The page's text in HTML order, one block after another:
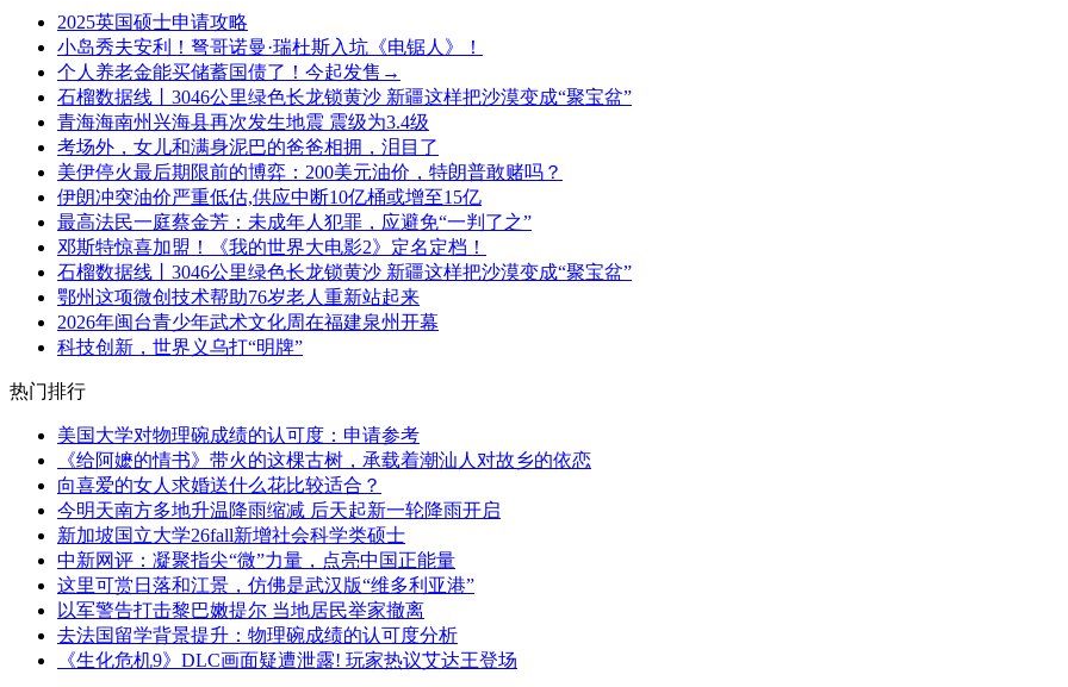
2025英国硕士申请攻略
小岛秀夫安利！弩哥诺曼·瑞杜斯入坑《电锯人》！
个人养老金能买储蓄国债了！今起发售→
石榴数据线丨3046公里绿色长龙锁黄沙 新疆这样把沙漠变成“聚宝盆”
青海海南州兴海县再次发生地震 震级为3.4级
考场外，女儿和满身泥巴的爸爸相拥，泪目了
美伊停火最后期限前的博弈：200美元油价，特朗普敢赌吗？
伊朗冲突油价严重低估,供应中断10亿桶或增至15亿
最高法民一庭蔡金芳：未成年人犯罪，应避免“一判了之”
邓斯特惊喜加盟！《我的世界大电影2》定名定档！
石榴数据线丨3046公里绿色长龙锁黄沙 新疆这样把沙漠变成“聚宝盆”
鄂州这项微创技术帮助76岁老人重新站起来
2026年闽台青少年武术文化周在福建泉州开幕
科技创新，世界义乌打“明牌”
热门排行
美国大学对物理碗成绩的认可度：申请参考
《给阿嬷的情书》带火的这棵古树，承载着潮汕人对故乡的依恋
向喜爱的女人求婚送什么花比较适合？
今明天南方多地升温降雨缩减 后天起新一轮降雨开启
新加坡国立大学26fall新增社会科学类硕士
中新网评：凝聚指尖“微”力量，点亮中国正能量
这里可赏日落和江景，仿佛是武汉版“维多利亚港”
以军警告打击黎巴嫩提尔 当地居民举家撤离
去法国留学背景提升：物理碗成绩的认可度分析
《生化危机9》DLC画面疑遭泄露! 玩家热议艾达王登场